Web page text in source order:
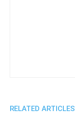
RELATED ARTICLES